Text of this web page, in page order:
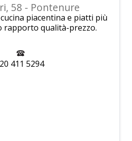
58 - Pontenure
piacentina e piatti più
rapporto qualità-prezzo.
411 5294